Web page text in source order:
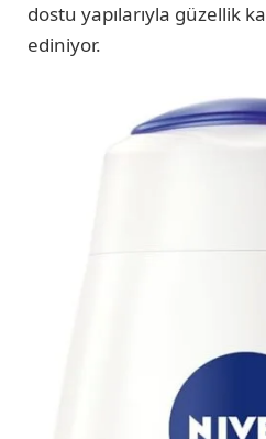
dostu yapılarıyla güzellik
ediniyor.